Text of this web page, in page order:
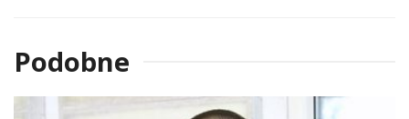
Podobne